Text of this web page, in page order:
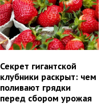
Секрет гигантской
клубники раскрыт: чем
поливают грядки
перед сбором урожая